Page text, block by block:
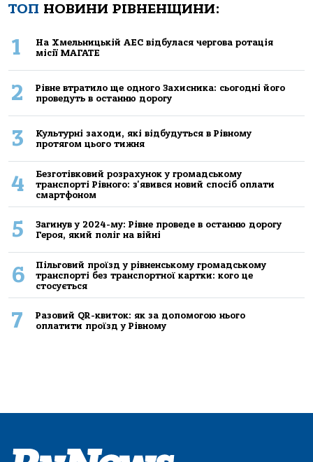
ТОП НОВИНИ РІВНЕНЩИНИ:
1
На Хмельницькій АЕС відбулася чергова ротація
місії МАГАТЕ
2
Рівне втратило ще одного Захисника: сьогодні його
проведуть в останню дорогу
3
Культурні заходи, які відбудуться в Рівному
протягом цього тижня
4
Безготівковий розрахунок у громадському
транспорті Рівного: з'явився новий спосіб оплати
смартфоном
5
Загинув у 2024-му: Рівне проведе в останню дорогу
Героя, який поліг на війні
6
Пільговий проїзд у рівненському громадському
транспорті без транспортної картки: кого це
стосується
7
Разовий QR-квиток: як за допомогою нього
оплатити проїзд у Рівному